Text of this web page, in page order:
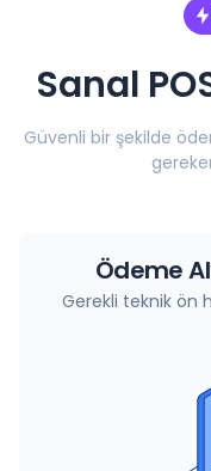
Sanal
Güvenli bir şekilde
Ödeme
Gerekli teknik ön